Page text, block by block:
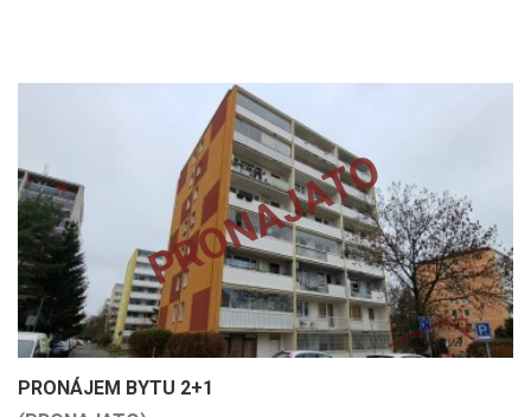
PRONAJATO
PRONÁJEM BYTU 2+1